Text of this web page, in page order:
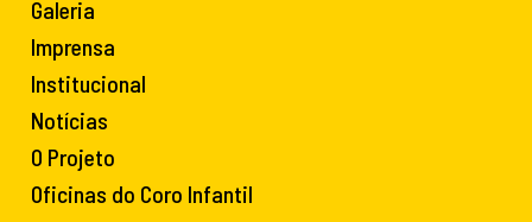
Galeria
Imprensa
Institucional
Notícias
O Projeto
Oficinas do Coro Infantil